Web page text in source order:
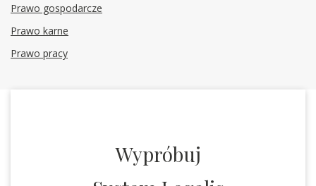
Prawo gospodarcze
Prawo karne
Prawo pracy
Wypróbuj